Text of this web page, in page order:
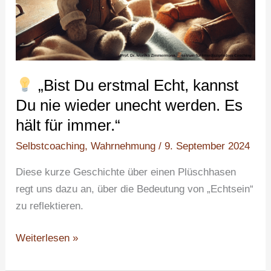
„Bist Du erstmal Echt, kannst
Du nie wieder unecht werden. Es
hält für immer.“
Selbstcoaching,Wahrnehmung /9. September 2024
Diese kurze Geschichte über einen Plüschhasen
regt uns dazu an, über die Bedeutung von „Echtsein“
zu reflektieren.
Es
hält
für
Weiterlesen »